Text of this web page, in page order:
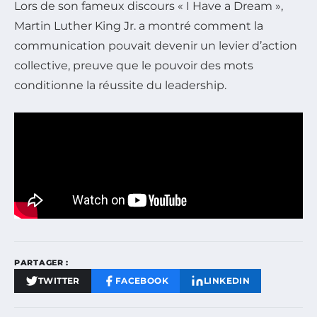
Lors de son fameux discours « I Have a Dream »,
Martin Luther King Jr. a montré comment la
communication pouvait devenir un levier d’action
collective, preuve que le pouvoir des mots
conditionne la réussite du leadership.
PARTAGER :
TWITTER FACEBOOK LINKEDIN